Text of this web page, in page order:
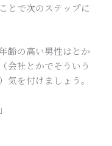
とで次のステップに
齢の高い男性はとか
会社とかでそういう
気を付けましょう。